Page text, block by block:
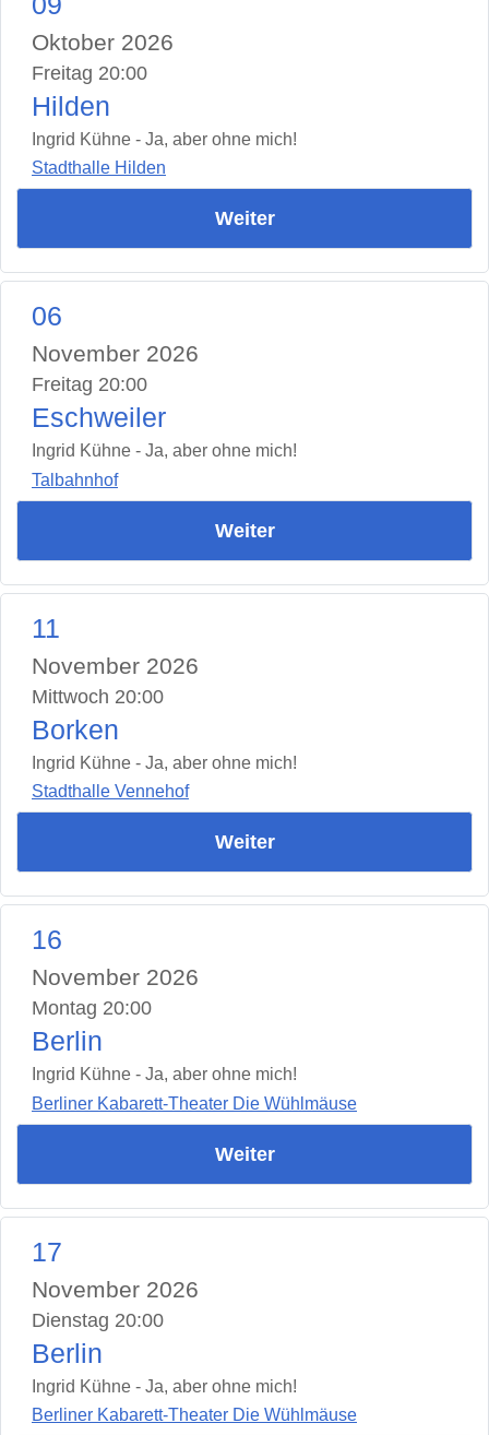
Oktober 2026
Freitag 20:00
Hilden
Ingrid Kühne - Ja, aber ohne mich!
Stadthalle Hilden
Weiter
06
November 2026
Freitag 20:00
Eschweiler
Ingrid Kühne - Ja, aber ohne mich!
Talbahnhof
Weiter
11
November 2026
Mittwoch 20:00
Borken
Ingrid Kühne - Ja, aber ohne mich!
Stadthalle Vennehof
Weiter
16
November 2026
Montag 20:00
Berlin
Ingrid Kühne - Ja, aber ohne mich!
Berliner Kabarett-Theater Die Wühlmäuse
Weiter
17
November 2026
Dienstag 20:00
Berlin
Ingrid Kühne - Ja, aber ohne mich!
Berliner Kabarett-Theater Die Wühlmäuse